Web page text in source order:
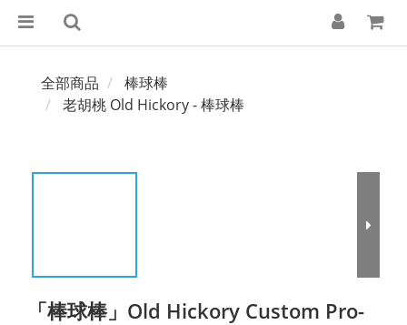
全部商品
棒球棒
老胡桃 Old Hickory - 棒球棒
「棒球棒」Old Hickory Custom Pro-